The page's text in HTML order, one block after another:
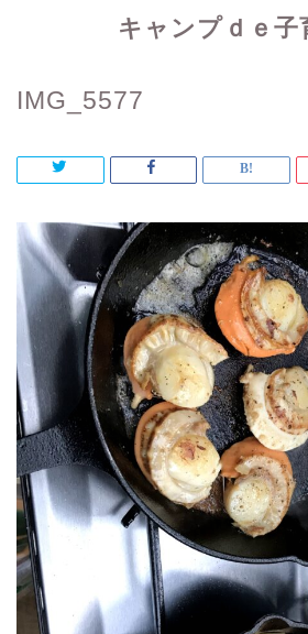
キャンプｄｅ子
IMG_5577